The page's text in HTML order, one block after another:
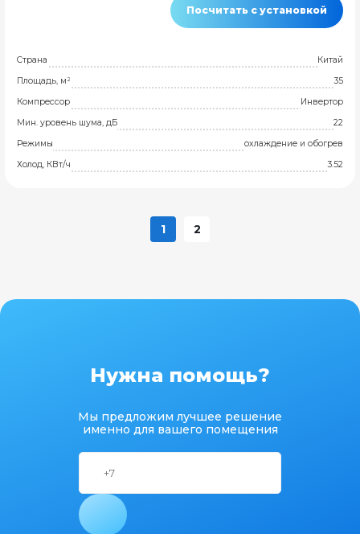
Посчитать с установкой
Страна
Китай
Площадь, м²
35
Компрессор
Инвертор
Мин. уровень шума, дБ
22
Режимы
охлаждение и обогрев
Холод, КВт/ч
3.52
1 2
Нужна помощь?
Мы предложим лучшее решение
именно для вашего помещения